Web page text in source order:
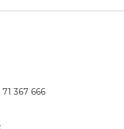
n.1
367 666